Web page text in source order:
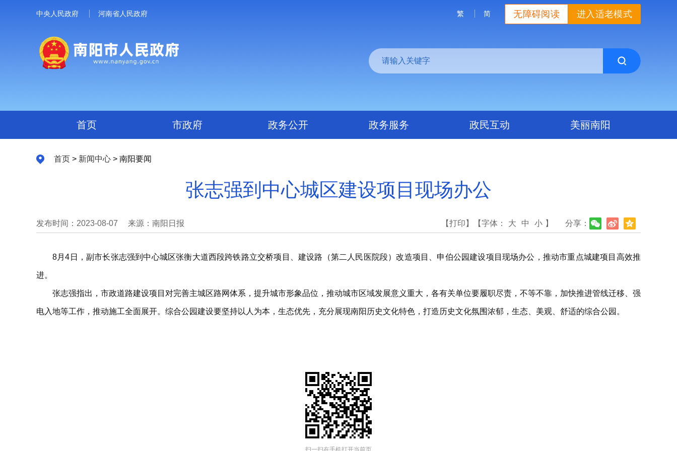
中央人民政府 河南省人民政府 进入适老模式
无障碍阅读
繁 简
首页 市政府 政务公开 政务服务 政民互动 美丽南阳
首页 > 新闻中心 > 南阳要闻
张志强到中心城区建设项目现场办公
发布时间：2023-08-07 来源：南阳日报 分享：
【打印】 【字体： 大 中 小 】
8月4日，副市长张志强到中心城区张衡大道西段跨铁路立交桥项目、建设路（第二人民医院段）改造项目、申伯公园建设项目现场办公，推动市重点城建项目高效推
进。
张志强指出，市政道路建设项目对完善主城区路网体系，提升城市形象品位，推动城市区域发展意义重大，各有关单位要履职尽责，不等不靠，加快推进管线迁移、强
电入地等工作，推动施工全面展开。综合公园建设要坚持以人为本，生态优先，充分展现南阳历史文化特色，打造历史文化氛围浓郁，生态、美观、舒适的综合公园。
扫一扫在手机打开当前页